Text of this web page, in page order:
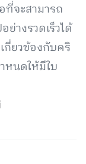
จะสามารถ
างรวดเร็วได้
กี่ยวข้องกับคริ
หนดให้มีใบ